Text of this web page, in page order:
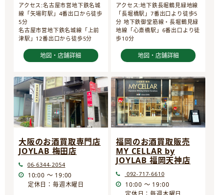
アクセス:名古屋市営地下鉄名城
線「矢場町駅」4番出口から徒歩
5分
名古屋市営地下鉄名城線「上前
津駅」12番出口から徒歩5分
地図・店舗詳細
アクセス:地下鉄長堀鶴見緑地線
「長堀橋駅」7番出口より徒歩5
分 地下鉄御堂筋線・長堀鶴見緑
地線「心斎橋駅」6番出口より徒
歩10分
地図・店舗詳細
大阪のお酒買取専門店
JOYLAB 梅田店
06-6344-2054
10:00 ～ 19:00
定休日：毎週木曜日
福岡のお酒買取販売
MY CELLAR by
JOYLAB 福岡天神店
092-717-6610
10:00 ～ 19:00